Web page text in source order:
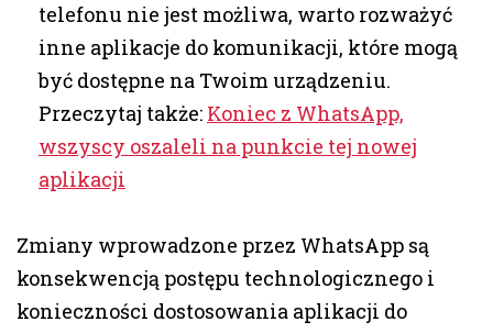
telefonu nie jest możliwa, warto rozważyć
inne aplikacje do komunikacji, które mogą
być dostępne na Twoim urządzeniu.
Przeczytaj także: Koniec z WhatsApp,
wszyscy oszaleli na punkcie tej nowej
aplikacji
Zmiany wprowadzone przez WhatsApp są
konsekwencją postępu technologicznego i
konieczności dostosowania aplikacji do